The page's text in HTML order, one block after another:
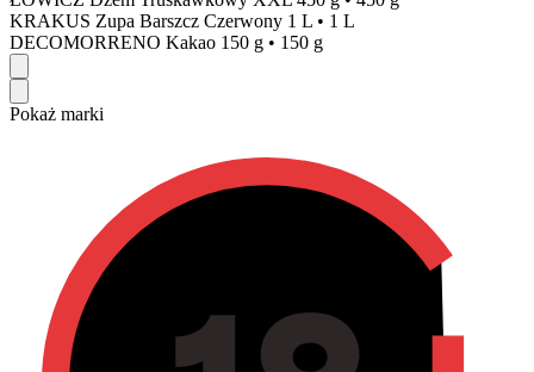
KRAKUS Zupa Barszcz Czerwony 1 L • 1 L
DECOMORRENO Kakao 150 g • 150 g
Pokaż marki